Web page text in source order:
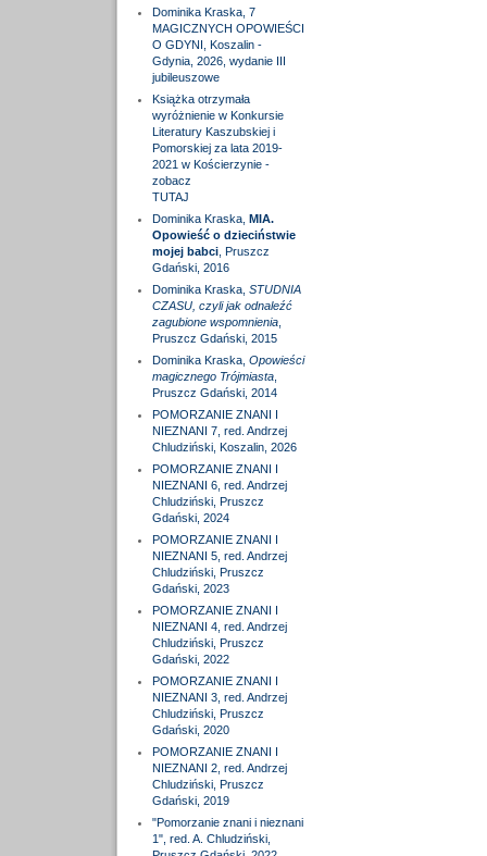
Dominika Kraska, 7
MAGICZNYCH OPOWIEŚCI
O GDYNI, Koszalin -
Gdynia, 2026, wydanie III
jubileuszowe
Książka otrzymała
wyróżnienie w Konkursie
Literatury Kaszubskiej i
Pomorskiej za lata 2019-
2021 w Kościerzynie -
zobacz
TUTAJ
Dominika Kraska, MIA.
Opowieść o dzieciństwie
mojej babci, Pruszcz
Gdański, 2016
Dominika Kraska, STUDNIA
CZASU, czyli jak odnaleźć
zagubione wspomnienia,
Pruszcz Gdański, 2015
Dominika Kraska, Opowieści
magicznego Trójmiasta,
Pruszcz Gdański, 2014
POMORZANIE ZNANI I
NIEZNANI 7, red. Andrzej
Chludziński, Koszalin, 2026
POMORZANIE ZNANI I
NIEZNANI 6, red. Andrzej
Chludziński, Pruszcz
Gdański, 2024
POMORZANIE ZNANI I
NIEZNANI 5, red. Andrzej
Chludziński, Pruszcz
Gdański, 2023
POMORZANIE ZNANI I
NIEZNANI 4, red. Andrzej
Chludziński, Pruszcz
Gdański, 2022
POMORZANIE ZNANI I
NIEZNANI 3, red. Andrzej
Chludziński, Pruszcz
Gdański, 2020
POMORZANIE ZNANI I
NIEZNANI 2, red. Andrzej
Chludziński, Pruszcz
Gdański, 2019
"Pomorzanie znani i nieznani
1", red. A. Chludziński,